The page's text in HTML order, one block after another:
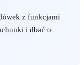
z funkcjami
i dbać o